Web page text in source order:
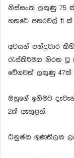
නිස්සංක ලකුණු 75
හතරේ පහරවල් 11
අවසන් පන්දුවාර
රැස්කිරීමක නිරත වූ
වේගවත් ලකුණු 47ක්
ඔහුගේ ඉනිමට
2ක් ඇතුළත්.
ධනුෂ්ක ගුණතිලක